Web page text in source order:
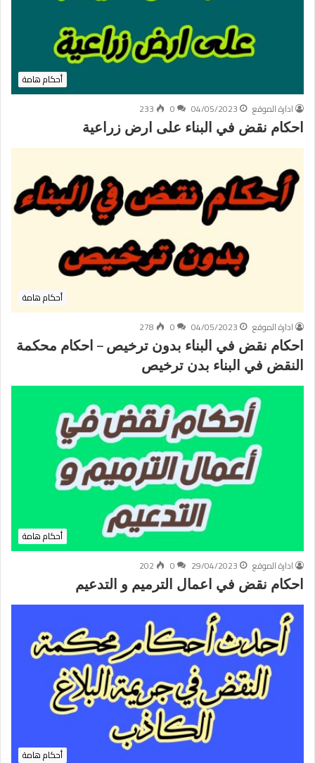
أحكام هامة
ادارة الموقع
04/05/2023
0
233
احكام نقض في البناء على ارض زراعية
أحكام هامة
ادارة الموقع
04/05/2023
0
278
احكام نقض في البناء بدون ترخيص – احكام محكمة
النقض في البناء بدن ترخيص
أحكام هامة
ادارة الموقع
29/04/2023
0
202
احكام نقض في اعمال الترميم و التدعيم
أحكام هامة